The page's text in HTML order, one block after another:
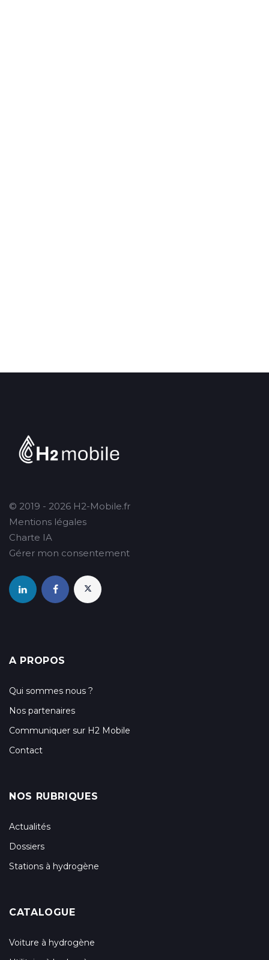
© 2019 - 2026 H2-Mobile.fr
Mentions légales
Charte IA
Gérer mon consentement
A PROPOS
Qui sommes nous ?
Nos partenaires
Communiquer sur H2 Mobile
Contact
NOS RUBRIQUES
Actualités
Dossiers
Stations à hydrogène
CATALOGUE
Voiture à hydrogène